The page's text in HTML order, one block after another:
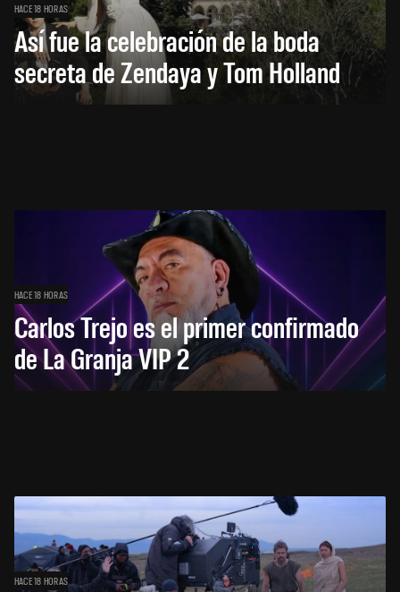
HACE 18 HORAS
Así fue la celebración de la boda
secreta de Zendaya y Tom Holland
HACE 18 HORAS
Carlos Trejo es el primer confirmado
de La Granja VIP 2
HACE 18 HORAS